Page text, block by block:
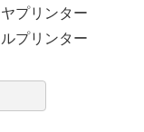
プリンター
プリンター